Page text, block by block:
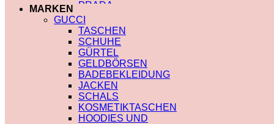
SAINT LAURENT
VERSACE
SCHALS
CHLOE
FENDI
GUCCI
LOUIS VUITTON
PRADA
SAINT LAURENT
SCHULTERRIEMEN
PRADA
TRENCHCOAT
BURBERRY
PRADA
SOCKEN
GUCCI
SHORTS
BURBERRY
POLO
BURBERRY
CHLOE
MARKEN
GUCCI
TASCHEN
SCHUHE
GÜRTEL
GELDBÖRSEN
BADEBEKLEIDUNG
JACKEN
SCHALS
KOSMETIKTASCHEN
HOODIES UND